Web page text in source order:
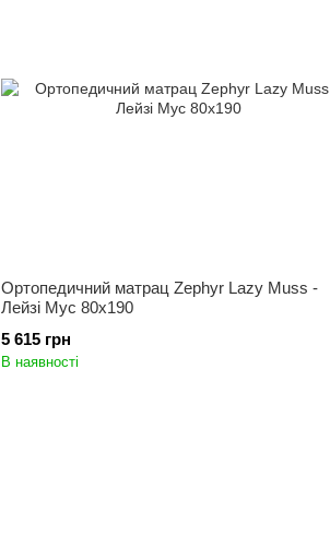
Ортопедичний матрац Zephyr Lazy Muss -
Лейзі Мус 80x190
5 615 грн
В наявності